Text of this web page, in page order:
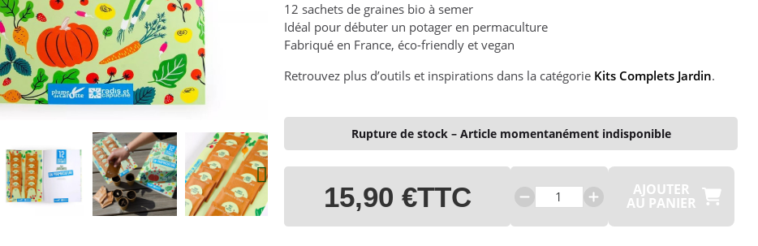
12 sachets de graines bio à semer
Idéal pour débuter un potager en permaculture
Fabriqué en France, éco-friendly et vegan
Retrouvez plus d’outils et inspirations dans la catégorie Kits Complets Jardin.
Rupture de stock – Article momentanément indisponible
15,90 €TTC AJOUTER
AU PANIER